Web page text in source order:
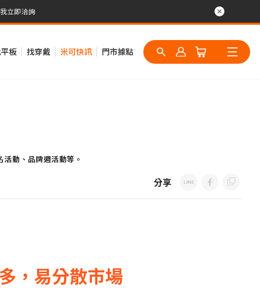
立即洽詢
立即洽詢
板 找穿戴 米可快訊 門市據點
動、品牌週活動等。
分享
，易分散市場